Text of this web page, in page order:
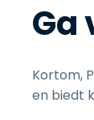
Ga
Kortom,
en biedt